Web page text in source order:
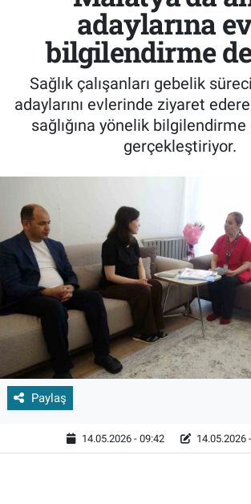
adaylarına
bilgilendirme
Sağlık çalışanları gebelik
adaylarını evlerinde ziyaret
sağlığına yönelik bilgilendirme
gerçekleştiriyor.
Paylaş
14.05.2026 - 09:42 14.05.2026